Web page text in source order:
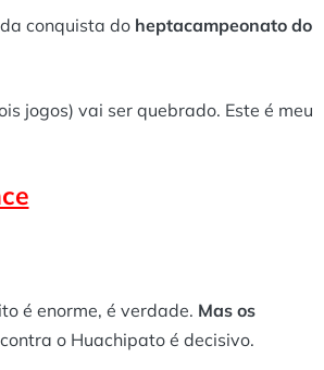
conquista do heptacampeonato do
jogos) vai ser quebrado. Este é meu
é enorme, é verdade. Mas os
o Huachipato é decisivo.